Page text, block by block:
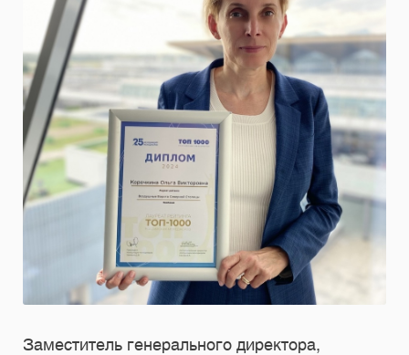
Заместитель генерального директора,